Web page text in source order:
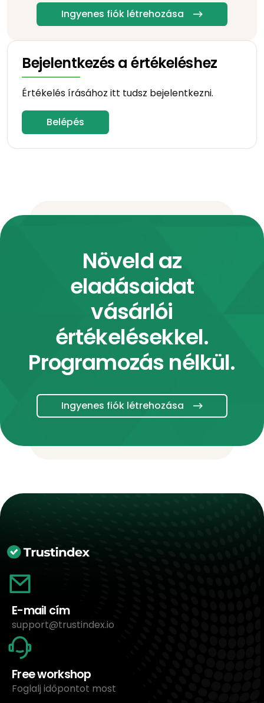
Ingyenes fiók létrehozása
Bejelentkezés a értékeléshez
Értékelés írásához itt tudsz bejelentkezni.
Belépés
Növeld az
eladásaidat
vásárlói
értékelésekkel.
Programozás nélkül.
Ingyenes fiók létrehozása
E-mail cím
support@trustindex.io
Free workshop
Foglalj időpontot most